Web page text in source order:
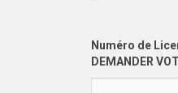
Numéro de
DEMANDER